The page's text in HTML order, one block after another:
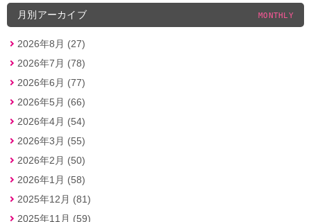
月別アーカイブ MONTHLY
2026年8月 (27)
2026年7月 (78)
2026年6月 (77)
2026年5月 (66)
2026年4月 (54)
2026年3月 (55)
2026年2月 (50)
2026年1月 (58)
2025年12月 (81)
2025年11月 (59)